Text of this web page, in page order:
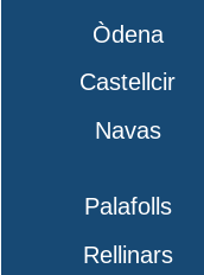
Òdena
Castellcir
Navas
Palafolls
Rellinars